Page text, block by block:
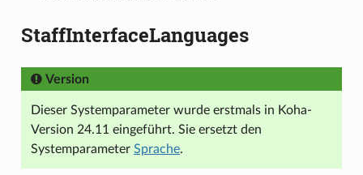
StaffInterfaceLanguages
Version
Dieser Systemparameter wurde erstmals in Koha-
Version 24.11 eingeführt. Sie ersetzt den
Systemparameter Sprache.